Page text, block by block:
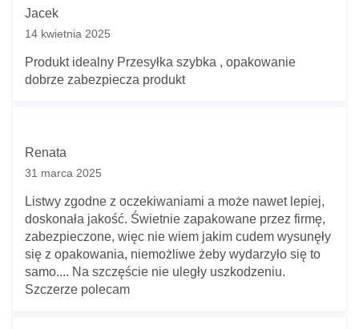
Jacek
14 kwietnia 2025
Produkt idealny Przesyłka szybka , opakowanie
dobrze zabezpiecza produkt
Renata
31 marca 2025
Listwy zgodne z oczekiwaniami a może nawet lepiej,
doskonała jakość. Świetnie zapakowane przez firmę,
zabezpieczone, więc nie wiem jakim cudem wysunęły
się z opakowania, niemożliwe żeby wydarzyło się to
samo.... Na szczęście nie uległy uszkodzeniu.
Szczerze polecam